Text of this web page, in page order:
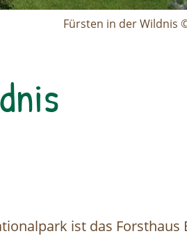
Fürsten in der Wildnis
ist das Forsthaus